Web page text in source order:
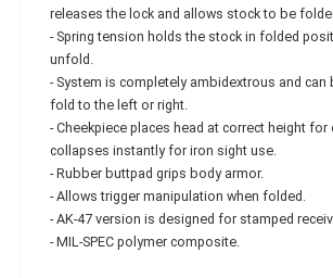
releases the lock and allows stock to be
- Spring tension holds the stock in folded
unfold.
- System is completely ambidextrous and can
fold to the left or right.
- Cheekpiece places head at correct height for
collapses instantly for iron sight use.
- Rubber buttpad grips body armor.
- Allows trigger manipulation when folded.
- AK-47 version is designed for stamped
- MIL-SPEC polymer composite.